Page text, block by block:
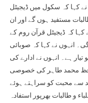
کہا کہ سکول میں ڈیجیٹل
مستفید ہوں گے اور ان
کہ ڈیجیٹل قرآن روم کے
انہوں نے کہا کہ صوبائی
ہے۔ انہوں نے ادارے کی
محمد طاہر کی خصوصی
سے محبت کو سراہتے ہوئے
و طالبات بھرپور استفادہ